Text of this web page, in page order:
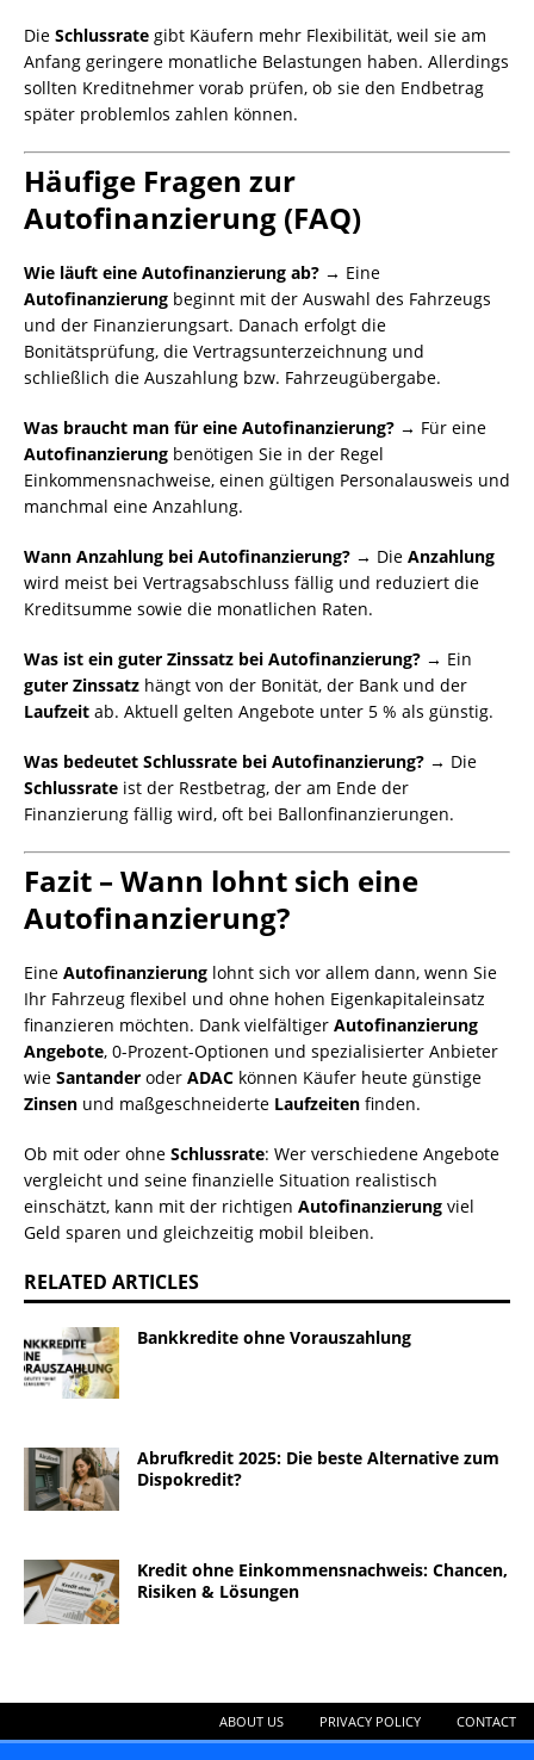
Die Schlussrate gibt Käufern mehr Flexibilität, weil sie am
Anfang geringere monatliche Belastungen haben. Allerdings
sollten Kreditnehmer vorab prüfen, ob sie den Endbetrag
später problemlos zahlen können.
Häufige Fragen zur
Autofinanzierung (FAQ)
Wie läuft eine Autofinanzierung ab? → Eine
Autofinanzierung beginnt mit der Auswahl des Fahrzeugs
und der Finanzierungsart. Danach erfolgt die
Bonitätsprüfung, die Vertragsunterzeichnung und
schließlich die Auszahlung bzw. Fahrzeugübergabe.
Was braucht man für eine Autofinanzierung? → Für eine
Autofinanzierung benötigen Sie in der Regel
Einkommensnachweise, einen gültigen Personalausweis und
manchmal eine Anzahlung.
Wann Anzahlung bei Autofinanzierung? → Die Anzahlung
wird meist bei Vertragsabschluss fällig und reduziert die
Kreditsumme sowie die monatlichen Raten.
Was ist ein guter Zinssatz bei Autofinanzierung? → Ein
guter Zinssatz hängt von der Bonität, der Bank und der
Laufzeit ab. Aktuell gelten Angebote unter 5 % als günstig.
Was bedeutet Schlussrate bei Autofinanzierung? → Die
Schlussrate ist der Restbetrag, der am Ende der
Finanzierung fällig wird, oft bei Ballonfinanzierungen.
Fazit – Wann lohnt sich eine
Autofinanzierung?
Eine Autofinanzierung lohnt sich vor allem dann, wenn Sie
Ihr Fahrzeug flexibel und ohne hohen Eigenkapitaleinsatz
finanzieren möchten. Dank vielfältiger Autofinanzierung
Angebote, 0-Prozent-Optionen und spezialisierter Anbieter
wie Santander oder ADAC können Käufer heute günstige
Zinsen und maßgeschneiderte Laufzeiten finden.
Ob mit oder ohne Schlussrate: Wer verschiedene Angebote
vergleicht und seine finanzielle Situation realistisch
einschätzt, kann mit der richtigen Autofinanzierung viel
Geld sparen und gleichzeitig mobil bleiben.
RELATED ARTICLES
Bankkredite ohne Vorauszahlung
Abrufkredit 2025: Die beste Alternative zum
Dispokredit?
Kredit ohne Einkommensnachweis: Chancen,
Risiken & Lösungen
ABOUT US PRIVACY POLICY CONTACT